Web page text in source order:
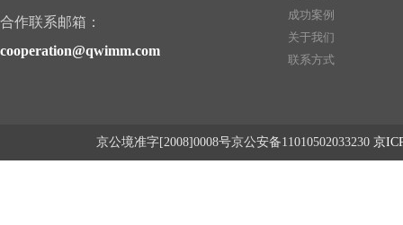
合作联系邮箱：
cooperation@qwimm.com
成功案例
关于我们
联系方式
京公境准字[2008]0008号京公安备11010502033230 京